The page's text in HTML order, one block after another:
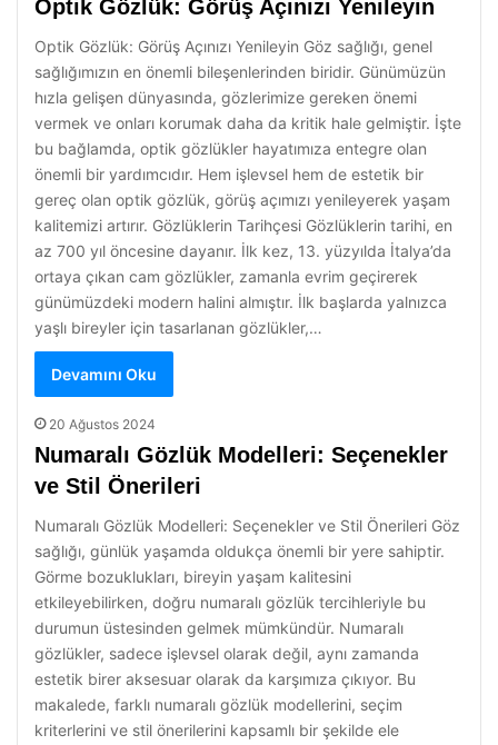
Optik Gözlük: Görüş Açınızı Yenileyin
Optik Gözlük: Görüş Açınızı Yenileyin Göz sağlığı, genel
sağlığımızın en önemli bileşenlerinden biridir. Günümüzün
hızla gelişen dünyasında, gözlerimize gereken önemi
vermek ve onları korumak daha da kritik hale gelmiştir. İşte
bu bağlamda, optik gözlükler hayatımıza entegre olan
önemli bir yardımcıdır. Hem işlevsel hem de estetik bir
gereç olan optik gözlük, görüş açımızı yenileyerek yaşam
kalitemizi artırır. Gözlüklerin Tarihçesi Gözlüklerin tarihi, en
az 700 yıl öncesine dayanır. İlk kez, 13. yüzyılda İtalya’da
ortaya çıkan cam gözlükler, zamanla evrim geçirerek
günümüzdeki modern halini almıştır. İlk başlarda yalnızca
yaşlı bireyler için tasarlanan gözlükler,…
Devamını Oku
20 Ağustos 2024
Numaralı Gözlük Modelleri: Seçenekler
ve Stil Önerileri
Numaralı Gözlük Modelleri: Seçenekler ve Stil Önerileri Göz
sağlığı, günlük yaşamda oldukça önemli bir yere sahiptir.
Görme bozuklukları, bireyin yaşam kalitesini
etkileyebilirken, doğru numaralı gözlük tercihleriyle bu
durumun üstesinden gelmek mümkündür. Numaralı
gözlükler, sadece işlevsel olarak değil, aynı zamanda
estetik birer aksesuar olarak da karşımıza çıkıyor. Bu
makalede, farklı numaralı gözlük modellerini, seçim
kriterlerini ve stil önerilerini kapsamlı bir şekilde ele